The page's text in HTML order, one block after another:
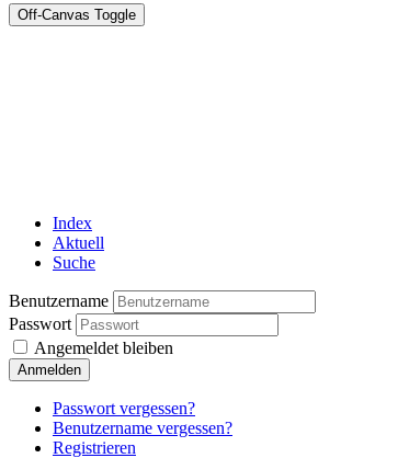
Off-Canvas Toggle
Index
Aktuell
Suche
Benutzername
Passwort
Angemeldet bleiben
Anmelden
Passwort vergessen?
Benutzername vergessen?
Registrieren